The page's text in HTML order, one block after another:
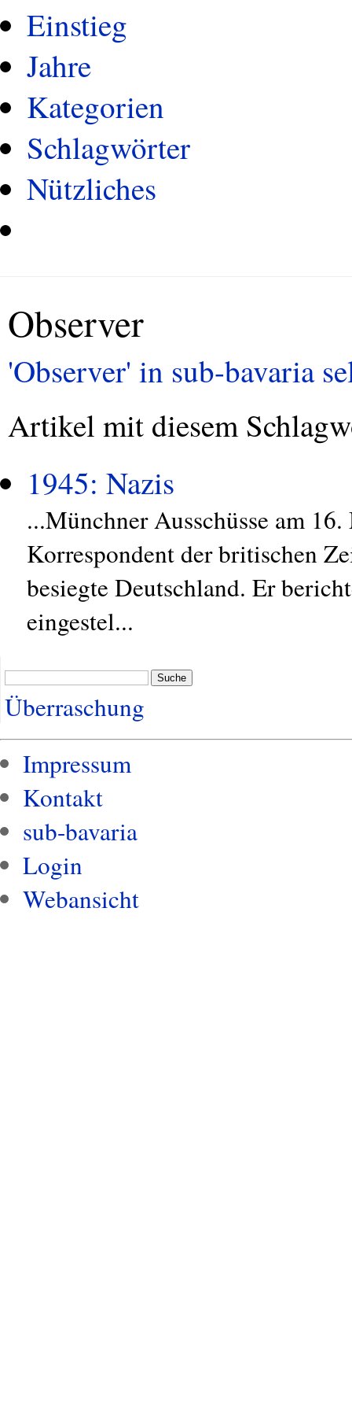
Einstieg
Jahre
Kategorien
Schlagwörter
Nützliches
Observer
'Observer' in sub-bavaria
Artikel mit diesem
1945: Nazis
...Münchner Ausschüsse am
Korrespondent der britischen
besiegte Deutschland. Er
eingestel...
Suche
Überraschung
Impressum
Kontakt
sub-bavaria
Login
Webansicht